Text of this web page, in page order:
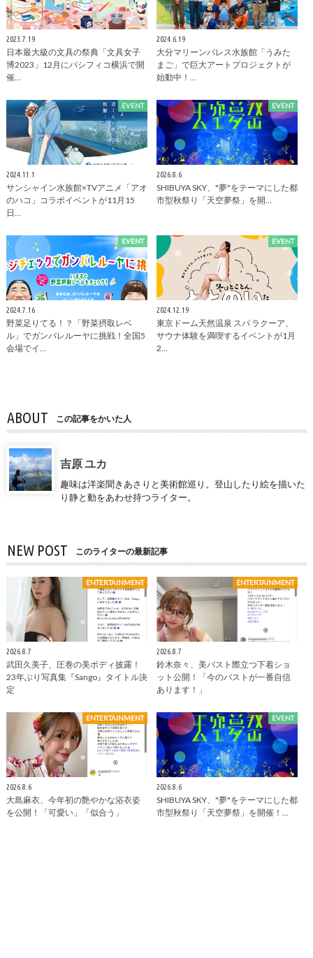
2023.7.19
日本最大級の文具の祭典「文具女子
博2023」12月にパシフィコ横浜で開
催…
2024.6.19
大分マリーンパレス水族館「うみた
まご」で巨大アートプロジェクトが
始動中！…
EVENT
2024.11.1
サンシャイン水族館×TVアニメ「アオ
のハコ」コラボイベントが11月15
日…
EVENT
2026.8.6
SHIBUYA SKY、"夢"をテーマにした都
市型秋祭り「天空夢祭」を開…
EVENT
2024.7.16
野菜足りてる！？「野菜摂取レベ
ル」でガンバレルーヤに挑戦！全国5
会場でイ…
EVENT
2024.12.19
東京ドーム天然温泉 スパ ラクーア、
サウナ体験を満喫するイベントが1月
2…
ABOUT この記事をかいた人
吉原 ユカ
趣味は洋楽聞きあさりと美術館巡り。登山したり絵を描いた
り静と動をあわせ持つライター。
NEW POST このライターの最新記事
ENTERTAINMENT
2026.8.7
武田久美子、圧巻の美ボディ披露！
23年ぶり写真集『Sango』タイトル決
定
ENTERTAINMENT
2026.8.7
鈴木奈々、美バスト際立つ下着ショ
ット公開！「今のバストが一番自信
あります！」
ENTERTAINMENT
2026.8.6
大島麻衣、今年初の艶やかな浴衣姿
を公開！「可愛い」「似合う」
EVENT
2026.8.6
SHIBUYA SKY、"夢"をテーマにした都
市型秋祭り「天空夢祭」を開催！…